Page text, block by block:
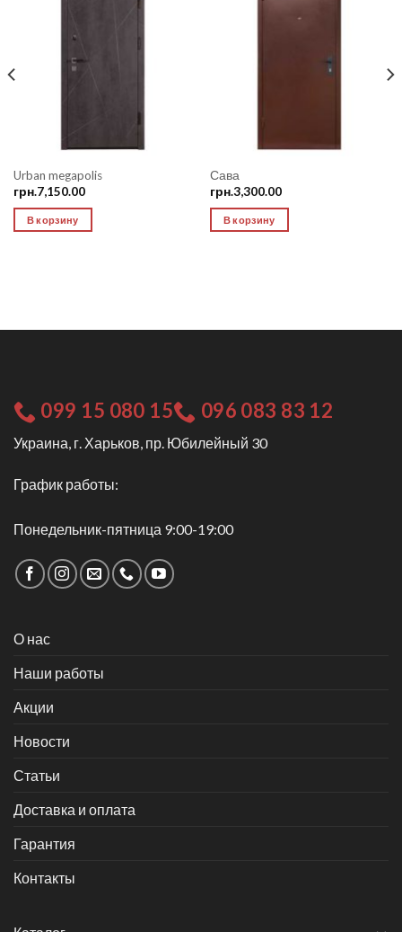
Urban megapolis
грн.7,150.00
В корзину
Сава
грн.3,300.00
В корзину
099 15 080 15 096 083 83 12
Украина, г. Харьков, пр. Юбилейный 30
График работы:
Понедельник-пятница 9:00-19:00
О нас
Наши работы
Акции
Новости
Статьи
Доставка и оплата
Гарантия
Контакты